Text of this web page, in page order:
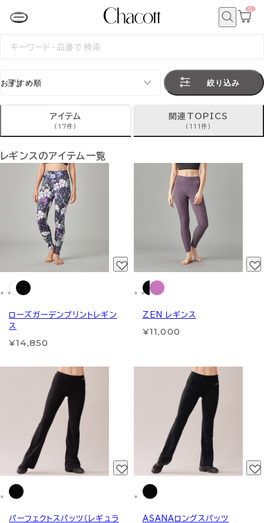
カ
0
検
絞り込み
アイテム
(17件)
関連TOPICS
(111件)
レギンスのアイテム一覧
ローズガーデンプリントレギン
ス
¥14,850
ZEN レギンス
¥11,000
パーフェクトスパッツ（レギュラ
ASANAロングスパッツ